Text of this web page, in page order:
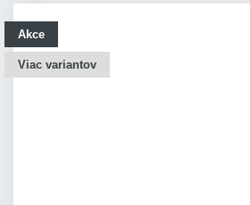
Akce
Viac variantov